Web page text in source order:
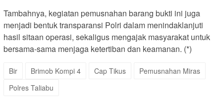
Tambahnya, kegiatan pemusnahan barang bukti ini juga
menjadi bentuk transparansi Polri dalam menindaklanjuti
hasil sitaan operasi, sekaligus mengajak masyarakat untuk
bersama-sama menjaga ketertiban dan keamanan. (*)
Bir Brimob Kompi 4 Cap Tikus
Pemusnahan Miras
Polres Taliabu